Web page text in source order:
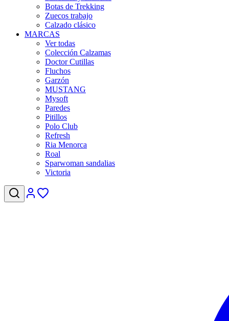
Botas de Trekking
Zuecos trabajo
Calzado clásico
MARCAS
Ver todas
Colección Calzamas
Doctor Cutillas
Fluchos
Garzón
MUSTANG
Mysoft
Paredes
Pitillos
Polo Club
Refresh
Ria Menorca
Roal
Sparwoman sandalias
Victoria